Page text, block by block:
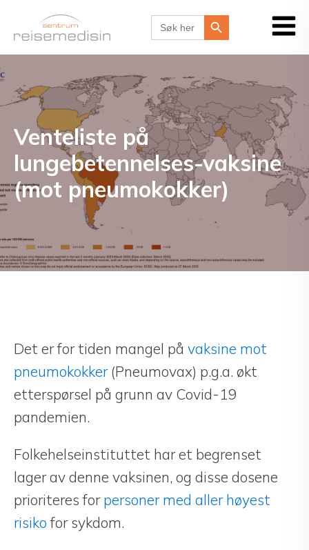
Search
for:
Search Button
Venteliste på
lungebetennelses-vaksine
(mot pneumokokker)
Det er for tiden mangel på vaksine mot
pneumokokker(Pneumovax) p.g.a. økt
etterspørsel på grunn av Covid-19
pandemien.
Folkehelseinstituttet har et begrenset
lager av denne vaksinen, og disse dosene
prioriteres forpersoner med aller høyest
risikofor sykdom.